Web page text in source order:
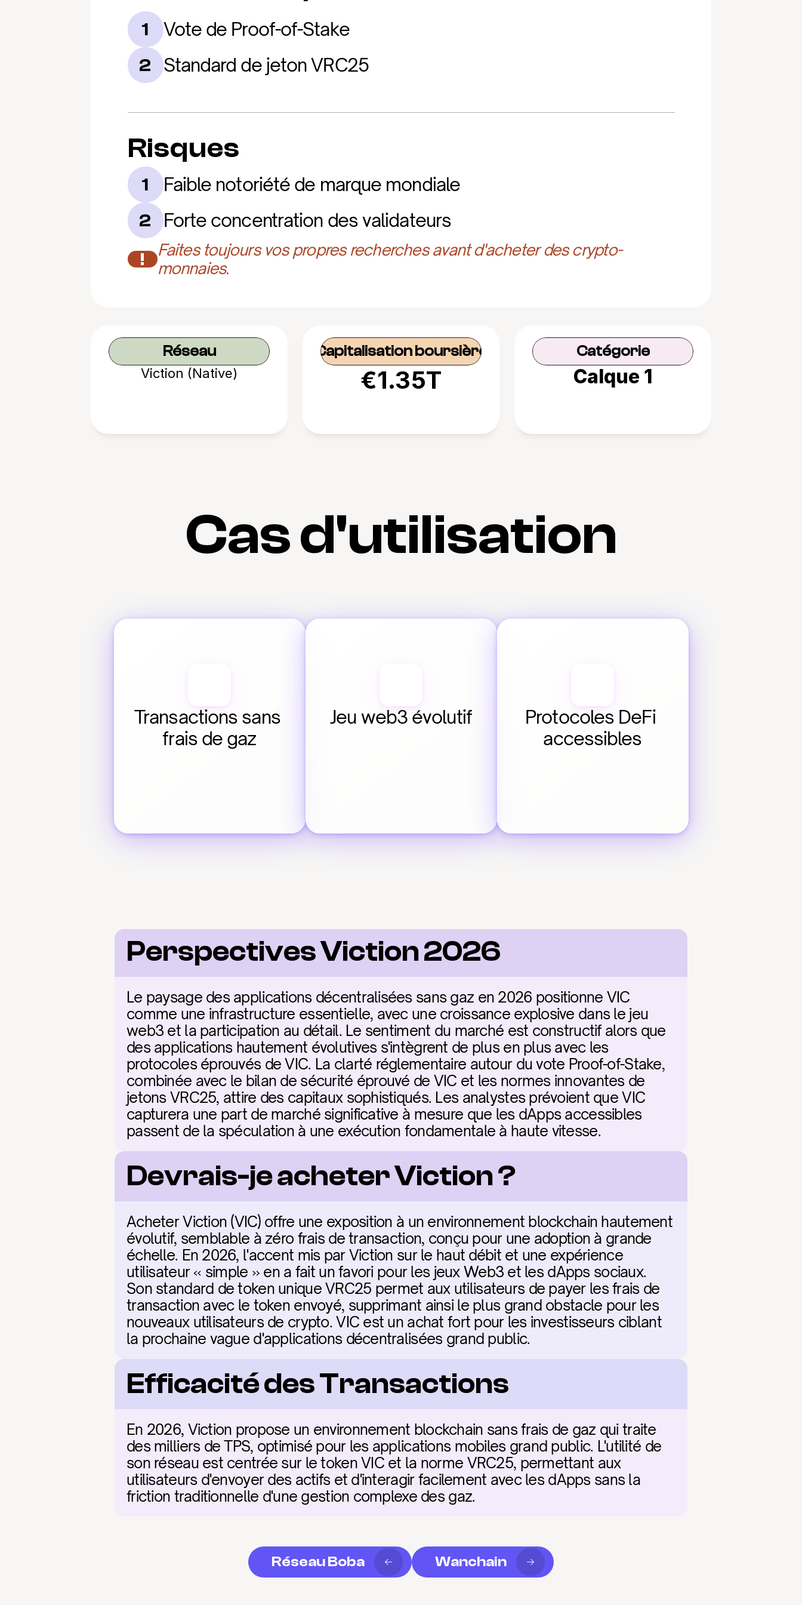
1 Vote de Proof-of-Stake
2 Standard de jeton VRC25
Risques
1 Faible notoriété de marque mondiale
2 Forte concentration des validateurs
!
Faites toujours vos propres recherches avant d'acheter des crypto-
monnaies.
Réseau
Viction (Native)
Capitalisation boursière
€1.35T
Catégorie
Calque 1
Cas d'utilisation
Transactions sans
frais de gaz
Jeu web3 évolutif
Protocoles DeFi
accessibles
Perspectives Viction 2026
Le paysage des applications décentralisées sans gaz en 2026 positionne VIC
comme une infrastructure essentielle, avec une croissance explosive dans le jeu
web3 et la participation au détail. Le sentiment du marché est constructif alors que
des applications hautement évolutives s'intègrent de plus en plus avec les
protocoles éprouvés de VIC. La clarté réglementaire autour du vote Proof-of-Stake,
combinée avec le bilan de sécurité éprouvé de VIC et les normes innovantes de
jetons VRC25, attire des capitaux sophistiqués. Les analystes prévoient que VIC
capturera une part de marché significative à mesure que les dApps accessibles
passent de la spéculation à une exécution fondamentale à haute vitesse.
Devrais-je acheter Viction ?
Acheter Viction (VIC) offre une exposition à un environnement blockchain hautement
évolutif, semblable à zéro frais de transaction, conçu pour une adoption à grande
échelle. En 2026, l'accent mis par Viction sur le haut débit et une expérience
utilisateur « simple » en a fait un favori pour les jeux Web3 et les dApps sociaux.
Son standard de token unique VRC25 permet aux utilisateurs de payer les frais de
transaction avec le token envoyé, supprimant ainsi le plus grand obstacle pour les
nouveaux utilisateurs de crypto. VIC est un achat fort pour les investisseurs ciblant
la prochaine vague d'applications décentralisées grand public.
Efficacité des Transactions
En 2026, Viction propose un environnement blockchain sans frais de gaz qui traite
des milliers de TPS, optimisé pour les applications mobiles grand public. L'utilité de
son réseau est centrée sur le token VIC et la norme VRC25, permettant aux
utilisateurs d'envoyer des actifs et d'interagir facilement avec les dApps sans la
friction traditionnelle d'une gestion complexe des gaz.
Réseau Boba Wanchain